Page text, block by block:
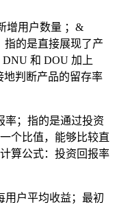
增用户数量 ；&
指的是直接展现了产
和 DOU 加上
判断产品的留存率
率；指的是通过投资
个比值，能够比较直
算公式：投资回报率
用户平均收益；最初